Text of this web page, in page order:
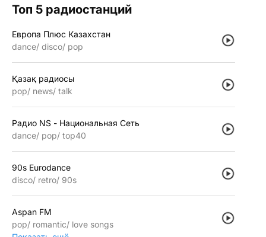
Топ 5 радиостанций
Европа Плюс Казахстан
dance disco pop
Қазақ радиосы
pop
news talk
Радио NS - Национальная Сеть
dance pop top40
90s Eurodance
disco retro 90s
Aspan FM
pop
romantic
love songs